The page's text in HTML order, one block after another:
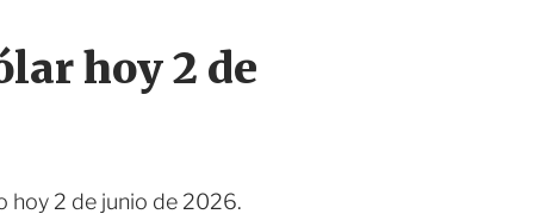
hoy 2 de
hoy 2 de junio de 2026.